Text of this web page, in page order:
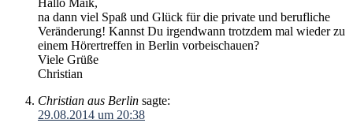
Hallo Maik,
na dann viel Spaß und Glück für die private und berufliche
Veränderung! Kannst Du irgendwann trotzdem mal wieder zu
einem Hörertreffen in Berlin vorbeischauen?
Viele Grüße
Christian
Christian aus Berlin sagte:
29.08.2014 um 20:38